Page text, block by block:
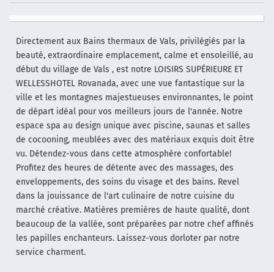
Directement aux Bains thermaux de Vals, privilégiés par la
beauté, extraordinaire emplacement, calme et ensoleillé, au
début du village de Vals , est notre LOISIRS SUPÉRIEURE ET
WELLESSHOTEL Rovanada, avec une vue fantastique sur la
ville et les montagnes majestueuses environnantes, le point
de départ idéal pour vos meilleurs jours de l'année. Notre
espace spa au design unique avec piscine, saunas et salles
de cocooning, meublées avec des matériaux exquis doit être
vu. Détendez-vous dans cette atmosphère confortable!
Profitez des heures de détente avec des massages, des
enveloppements, des soins du visage et des bains. Revel
dans la jouissance de l'art culinaire de notre cuisine du
marché créative. Matières premières de haute qualité, dont
beaucoup de la vallée, sont préparées par notre chef affinés
les papilles enchanteurs. Laissez-vous dorloter par notre
service charment.